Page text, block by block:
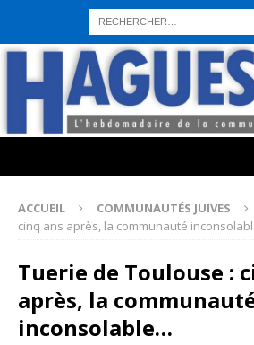
sohbet hattı numarası seks hattı numara
sohbet hattı numaralar seks hattı numaralar"
numaraları sohbet hattı sex hattı telefonda
sohbet hattı canlı sohbet hatları
sex sohbet hattı numaraları
yeni casino siteleri
ACCUEIL COMMUNAUTÉS JUIVES
cinq ans après, la communauté
Tuerie de Toulouse :
après, la
inconsolable…